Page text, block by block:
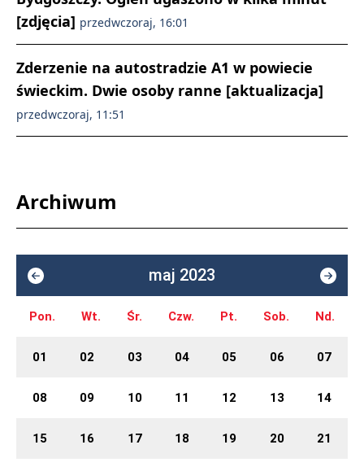
[zdjęcia] przedwczoraj, 16:01
Zderzenie na autostradzie A1 w powiecie
świeckim. Dwie osoby ranne [aktualizacja]
przedwczoraj, 11:51
Archiwum
maj 2023
Pon. Wt. Śr. Czw. Pt. Sob. Nd.
01 02 03 04 05 06 07
08 09 10 11 12 13 14
15 16 17 18 19 20 21